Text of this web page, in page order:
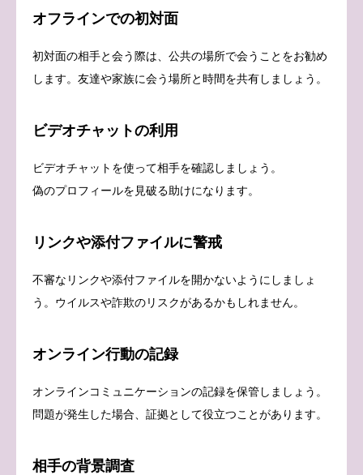
オフラインでの初対面
初対面の相手と会う際は、公共の場所で会うことをお勧め
します。友達や家族に会う場所と時間を共有しましょう。
ビデオチャットの利用
ビデオチャットを使って相手を確認しましょう。
偽のプロフィールを見破る助けになります。
リンクや添付ファイルに警戒
不審なリンクや添付ファイルを開かないようにしましょ
う。ウイルスや詐欺のリスクがあるかもしれません。
オンライン行動の記録
オンラインコミュニケーションの記録を保管しましょう。
問題が発生した場合、証拠として役立つことがあります。
相手の背景調査